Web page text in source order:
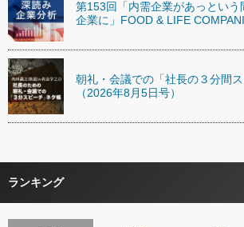
第153回「内需企業があっとい
企業に」FOOD & LIFE
朝礼・会議での「社長の３分間
（2026年8月5日号）
ランキング